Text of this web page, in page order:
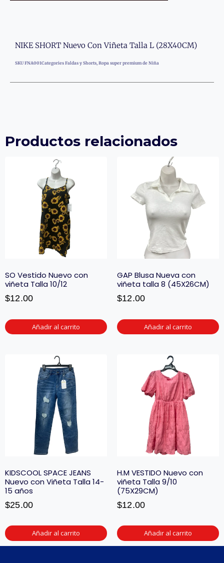
NIKE SHORT Nuevo Con Viñeta Talla L (28X40CM)
SKU FNA001Categories Faldas y Shorts, Ropa super premium de Niña
Productos relacionados
SO Vestido Nuevo con
viñeta Talla 10/12
$12.00
Añadir al carrito
GAP Blusa Nueva con
viñeta talla 8 (45X26CM)
$12.00
Añadir al carrito
KIDSCOOL SPACE JEANS
Nuevo con Viñeta Talla 14-
15 años
$25.00
Añadir al carrito
H.M VESTIDO Nuevo con
viñeta Talla 9/10
(75X29CM)
$12.00
Añadir al carrito